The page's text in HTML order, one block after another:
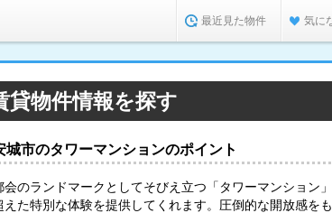
最近見た物件 気に
物件情報を探す
城市のタワーマンションのポイント
会のランドマークとしてそびえ立つ「タワーマンション
えた特別な体験を提供してくれます。圧倒的な開放感を